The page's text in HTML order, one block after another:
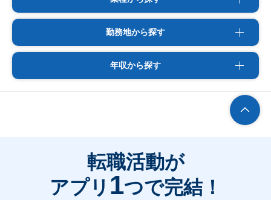
勤務地から探す
年収から探す
転職活動が
アプリ 1つで完結！